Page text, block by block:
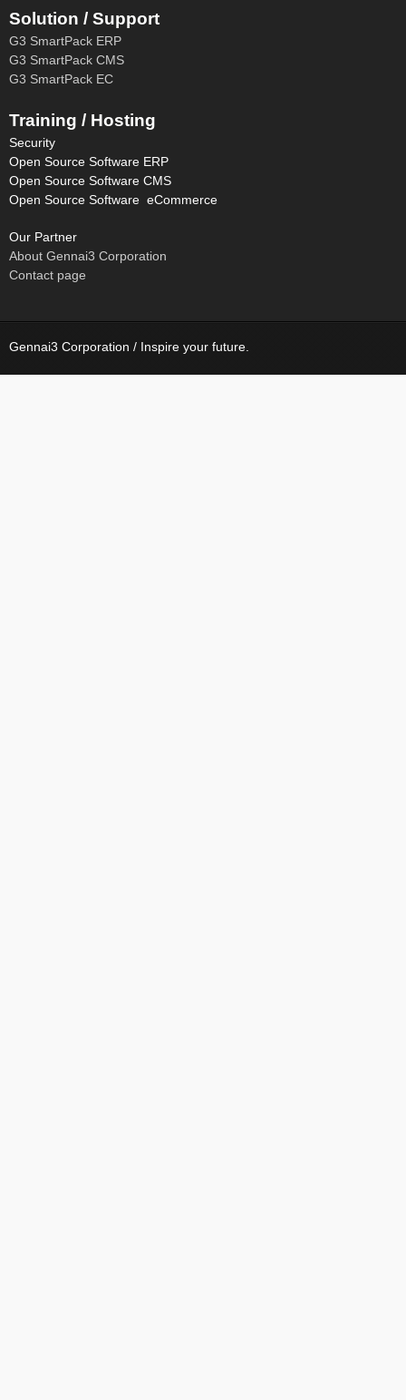
Solution / Support
G3 SmartPack ERP
G3 SmartPack CMS
G3 SmartPack EC
Training / Hosting
Security
Open Source Software ERP
Open Source Software CMS
Open Source Software eCommerce
Our Partner
About Gennai3 Corporation
Contact page
Gennai3 Corporation / Inspire your future.